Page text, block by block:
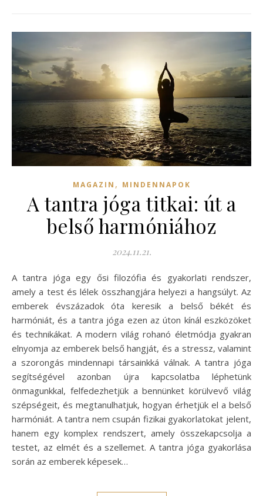
MAGAZIN , MINDENNAPOK
A tantra jóga titkai: út a
belső harmóniához
2024.11.21.
A tantra jóga egy ősi filozófia és gyakorlati rendszer,
amely a test és lélek összhangjára helyezi a hangsúlyt. Az
emberek évszázadok óta keresik a belső békét és
harmóniát, és a tantra jóga ezen az úton kínál eszközöket
és technikákat. A modern világ rohanó életmódja gyakran
elnyomja az emberek belső hangját, és a stressz, valamint
a szorongás mindennapi társainkká válnak. A tantra jóga
segítségével azonban újra kapcsolatba léphetünk
önmagunkkal, felfedezhetjük a bennünket körülvevő világ
szépségeit, és megtanulhatjuk, hogyan érhetjük el a belső
harmóniát. A tantra nem csupán fizikai gyakorlatokat jelent,
hanem egy komplex rendszert, amely összekapcsolja a
testet, az elmét és a szellemet. A tantra jóga gyakorlása
során az emberek képesek…